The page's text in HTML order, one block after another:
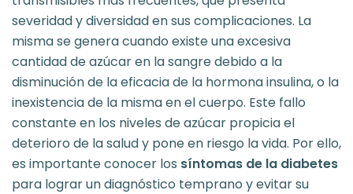
severidad y diversidad en sus complicaciones. La
misma se genera cuando existe una excesiva
cantidad de azúcar en la sangre debido a la
disminución de la eficacia de la hormona insulina, o la
inexistencia de la misma en el cuerpo. Este fallo
constante en los niveles de azúcar propicia el
deterioro de la salud y pone en riesgo la vida. Por ello,
es importante conocer los síntomas de la diabetes
para lograr un diagnóstico temprano y evitar su